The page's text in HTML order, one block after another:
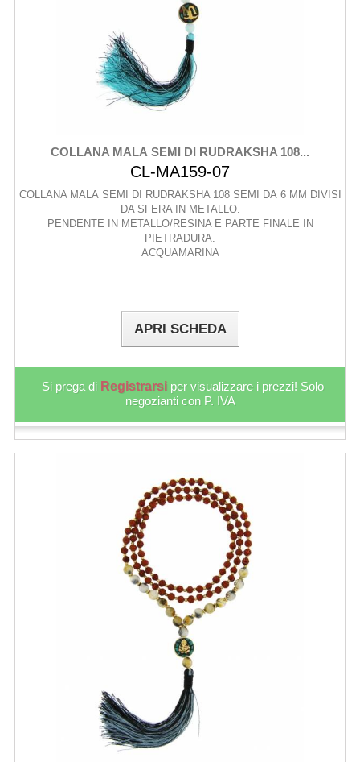
COLLANA MALA SEMI DI RUDRAKSHA 108...
CL-MA159-07
COLLANA MALA SEMI DI RUDRAKSHA 108 SEMI DA 6 MM DIVISI
DA SFERA IN METALLO.
PENDENTE IN METALLO/RESINA E PARTE FINALE IN
PIETRADURA.
ACQUAMARINA
APRI SCHEDA
Si prega di Registrarsi per visualizzare i prezzi! Solo
negozianti con P. IVA